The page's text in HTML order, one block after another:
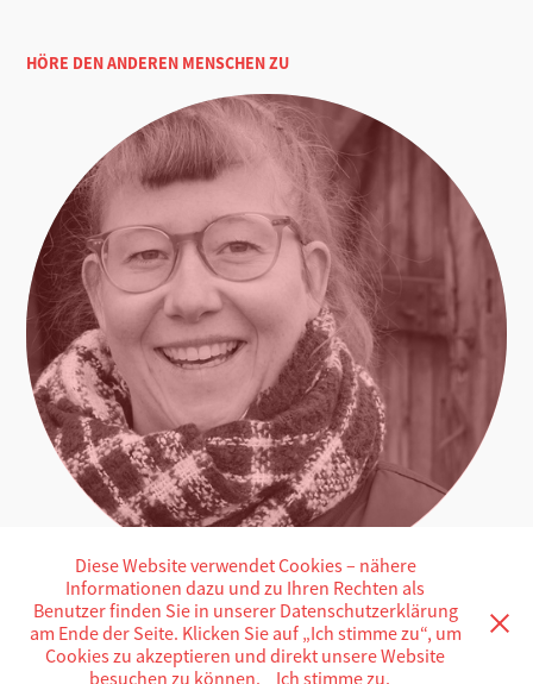
HÖRE DEN ANDEREN MENSCHEN ZU
Marie Golüke
Diese Website verwendet Cookies – nähere
Informationen dazu und zu Ihren Rechten als
Benutzer finden Sie in unserer Datenschutzerklärung
am Ende der Seite. Klicken Sie auf „Ich stimme zu“, um
Cookies zu akzeptieren und direkt unsere Website
besuchen zu können.
Ich stimme zu.